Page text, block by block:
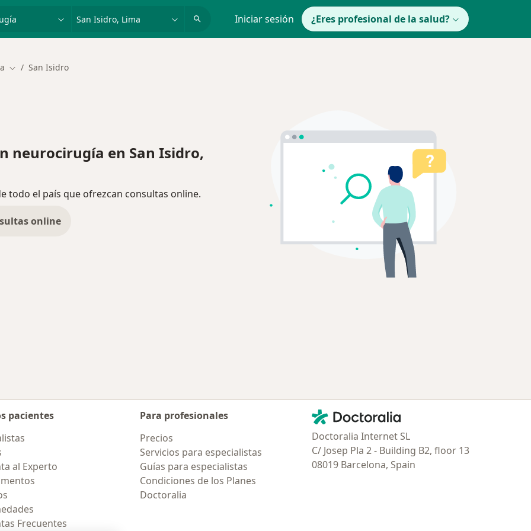
enfermedad o nombre Iniciar sesión ¿Eres profesional de la salud?
Cambiar de ciudad
San Isidro
neurocirugía en San Isidro,
todo el país que ofrezcan consultas online.
online
pacientes
al Experto
Frecuentes
Para profesionales
Precios
Servicios para especialistas
Guías para especialistas
Condiciones de los Planes
Doctoralia
Contacto
Doctoralia - Página de inicio
Doctoralia Internet SL
C/ Josep Pla 2 - Building B2, floor 13
08019 Barcelona, Spain